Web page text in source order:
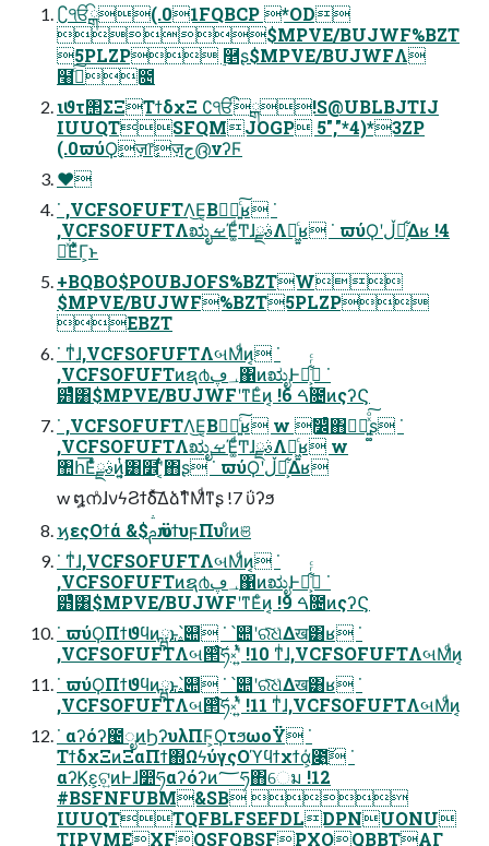
∁ੴྒ(.01FQBCP *OD
$MPVE/BUJWF%BZT
5PLZP ࣮࿥ʂ$MPVE/BUJWFΛ
໨ࢦͨ͠೔
ιϑτ΢ΣΞΤϯδχΞ ∁ੴྒ!S@UBLBJTIJ
IUUQTSFQMJOGP 5","*4)*3ZP
(.0ϖύϘٕज़෦ٕज़ج൫νʔϜ
❤
˙ ,VCFSOFUFTΛ͜Ε͔Βಋೖ͍ͨ͠ʁ ˙
,VCFSOFUFTΛಋೖࡁΈ͚ͩͲɺࣄྫΛฉ͖͍ͨʁ ˙ ϖύϘʹڵຯ͕͋Δʁ !4
དྷͯ͘Εͯ͋Γ͕ͱ͏
+BQBO$POUBJOFS%BZTW
$MPVE/BUJWF%BZT5PLZP
EBZT
˙ ͳͥɺ,VCFSOFUFTΛબΜͩͷ͔ ˙
,VCFSOFUFTͷຊ൪؀ڥ΁ͷಋೖͰԿ͕͔͋ͬͨ ˙
๻ͨͪ͸$MPVE/BUJWFʹͳΕͨͷ͔ !6 ࠓ೔ͷςʔϚ
˙ ,VCFSOFUFTΛ͜Ε͔Βಋೖ͍ͨ͠ʁ w ࣗ෼ͨͪ΋ಋೖ͍͚ͯͦ͠͏ʂ ˙
,VCFSOFUFTΛಋೖࡁΈ͚ͩͲɺࣄྫΛฉ͖͍ͨʁ w
঺հ͞Εͯͨࣄྫͷ͍͔ͭ͘͸໾ʹ͔ͨͭ΋ʂ ˙ ϖύϘʹڵຯ͕͋Δʁ
w ໘നͦ͏ɺνϟϨϯδͯ͠ΔձࣾͳΜͩͳʂ !7 ΰʔϧ
ϗεςΟϯά &$ࢧԉ ϋϯυϝΠυɾͦͷଞ
˙ ͳͥɺ,VCFSOFUFTΛબΜͩͷ͔ ˙
,VCFSOFUFTͷຊ൪؀ڥ΁ͷಋೖͰԿ͕͔͋ͬͨ ˙
๻ͨͪ͸$MPVE/BUJWFʹͳΕͨͷ͔ !9 ࠓ೔ͷςʔϚ
˙ ϖύϘΠϯϑϥͷྺ࢙ͱ՝୊ ˙ ՝୊ʹରͯ͠ଧͯΔख͸ʁ ˙
,VCFSOFUFTΛબ୒ͨ͠ཧ༝ʹ͍ͭͯ !10 ͳͥɺ,VCFSOFUFTΛબΜͩͷ͔
˙ ϖύϘΠϯϑϥͷྺ࢙ͱ՝୊ ˙ ՝୊ʹରͯ͠ଧͯΔख͸ʁ ˙
,VCFSOFUFTΛબ୒ͨ͠ཧ༝ʹ͍ͭͯ !11 ͳͥɺ,VCFSOFUFTΛબΜͩͷ͔
˙ αʔόʔ౤ೖͷϦʔυλΠϜ͕ϘτϧωοΫ ˙
ΤϯδχΞͷΞαΠϯ΍ΩϟύγςΟϓϥϯχϯά͕೉͍͠ ˙
αʔϏε͕ଟ͍ͷͰɺ෺ཧαʔόʔͷ؅ཧ΋େม !12
#BSFNFUBM&SB 
IUUQTTQFBLFSEFDLDPNUONU
TIPVMEXFQSFQBSFPXOQBBTΑΓ